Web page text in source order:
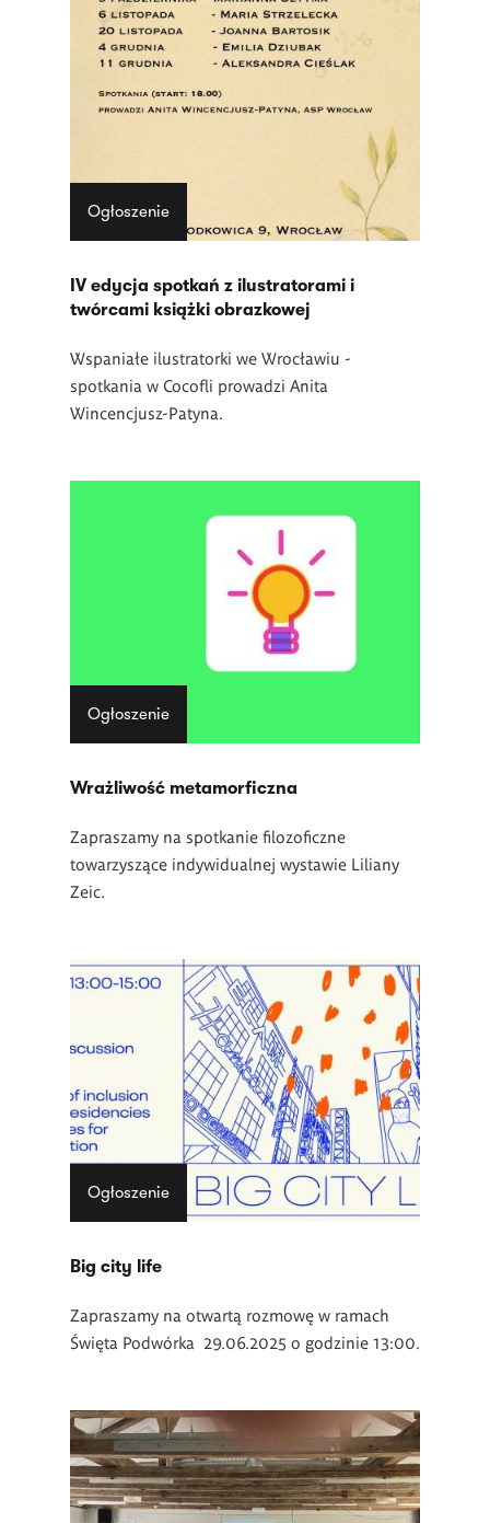
Ogłoszenie
IV edycja spotkań z ilustratorami i
twórcami książki obrazkowej
Wspaniałe ilustratorki we Wrocławiu -
spotkania w Cocofli prowadzi Anita
Wincencjusz-Patyna.
Ogłoszenie
Wrażliwość metamorficzna
Zapraszamy na spotkanie filozoficzne
towarzyszące indywidualnej wystawie Liliany
Zeic.
Ogłoszenie
Big city life
Zapraszamy na otwartą rozmowę w ramach
Święta Podwórka 29.06.2025 o godzinie 13:00.